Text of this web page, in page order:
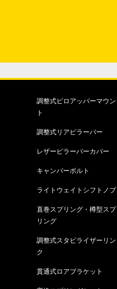
調整式ピロアッパーマウン
ト
調整式リアピラーバー
レザーピラーバーカバー
キャンバーボルト
ライトウェイトシフトノブ
直巻スプリング・樽型スプ
リング
調整式スタビライザーリン
ク
貫通式ロアブラケット